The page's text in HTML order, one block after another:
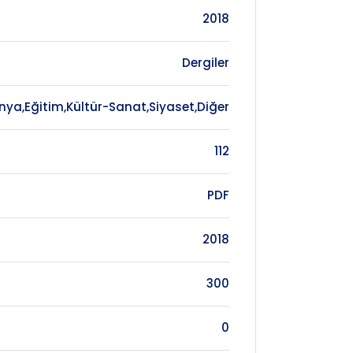
2018
Dergiler
Sanat,Siyaset,Diğer
112
PDF
2018
300
0